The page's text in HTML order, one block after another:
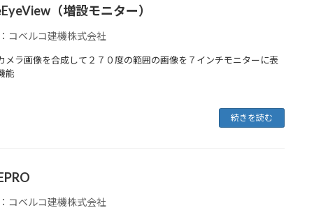
（増設モニター）
コベルコ建機株式会社
メラ画像を合成して２７０度の範囲の画像を７インチモニターに表
能
続きを読む
コベルコ建機株式会社